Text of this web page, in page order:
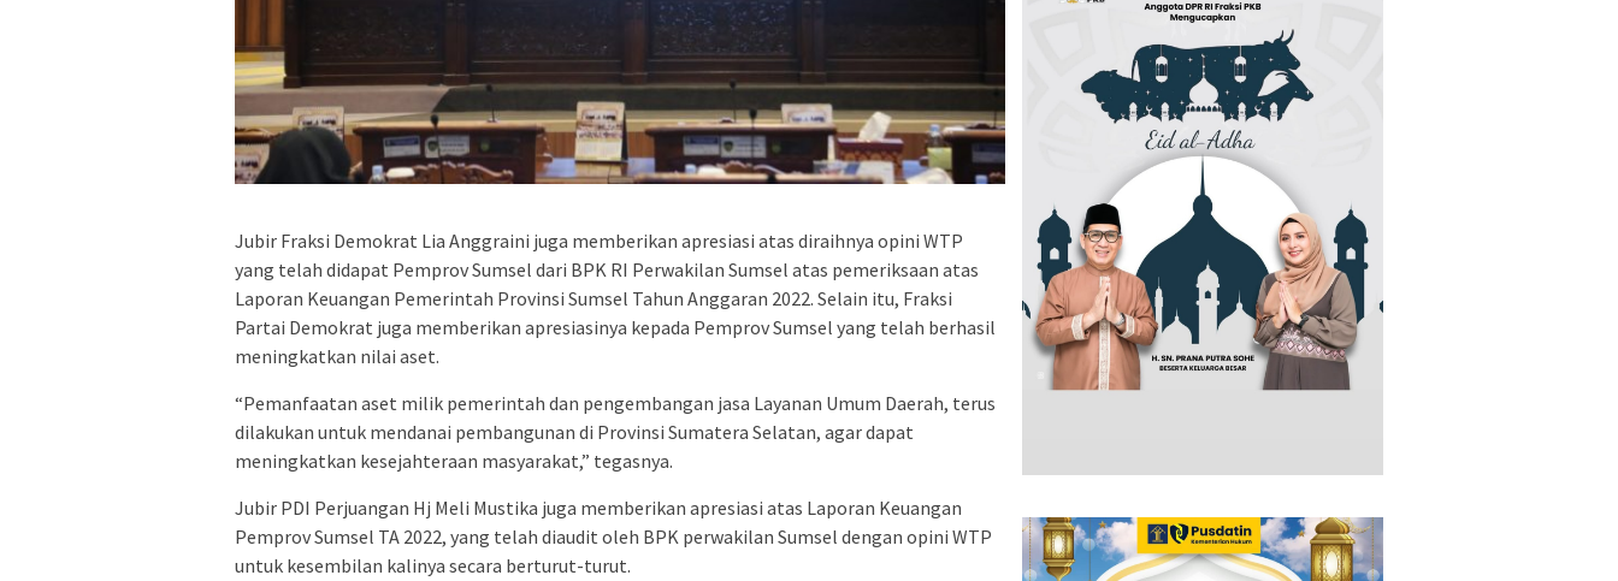
Jubir Fraksi Demokrat Lia Anggraini juga memberikan apresiasi atas diraihnya opini WTP
yang telah didapat Pemprov Sumsel dari BPK RI Perwakilan Sumsel atas pemeriksaan atas
Laporan Keuangan Pemerintah Provinsi Sumsel Tahun Anggaran 2022. Selain itu, Fraksi
Partai Demokrat juga memberikan apresiasinya kepada Pemprov Sumsel yang telah berhasil
meningkatkan nilai aset.
“Pemanfaatan aset milik pemerintah dan pengembangan jasa Layanan Umum Daerah, terus
dilakukan untuk mendanai pembangunan di Provinsi Sumatera Selatan, agar dapat
meningkatkan kesejahteraan masyarakat,” tegasnya.
Jubir PDI Perjuangan Hj Meli Mustika juga memberikan apresiasi atas Laporan Keuangan
Pemprov Sumsel TA 2022, yang telah diaudit oleh BPK perwakilan Sumsel dengan opini WTP
untuk kesembilan kalinya secara berturut-turut.